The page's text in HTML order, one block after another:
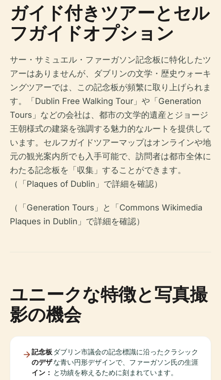
ガイド付きツアーとセル
フガイドオプション
サー・サミュエル・ファーガソン記念板に特化したツ
アーはありませんが、ダブリンの文学・歴史ウォーキ
ングツアーでは、この記念板が頻繁に取り上げられま
す。「Dublin Free Walking Tour」や「Generation
Tours」などの会社は、都市の文学的遺産とジョージ
王朝様式の建築を強調する魅力的なルートを提供して
います。セルフガイドツアーマップはオンラインや地
元の観光案内所でも入手可能で、訪問者は都市全体に
わたる記念板を「収集」することができます。
（「Plaques of Dublin」で詳細を確認）
（「Generation Tours」と「Commons Wikimedia
Plaques in Dublin」で詳細を確認）
ユニークな特徴と写真撮
影の機会
記念板
のデザ
イン：
ダブリン市議会の記念標識に沿ったクラシック
な青い円形デザインで、ファーガソン氏の生涯
と功績を称えるために刻まれています。